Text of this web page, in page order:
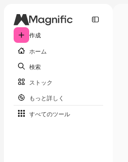
作成
ホーム
検索
ストック
もっと詳しく
すべてのツール